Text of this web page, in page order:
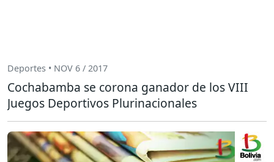
Deportes • NOV 6 / 2017
Cochabamba se corona ganador de los VIII
Juegos Deportivos Plurinacionales